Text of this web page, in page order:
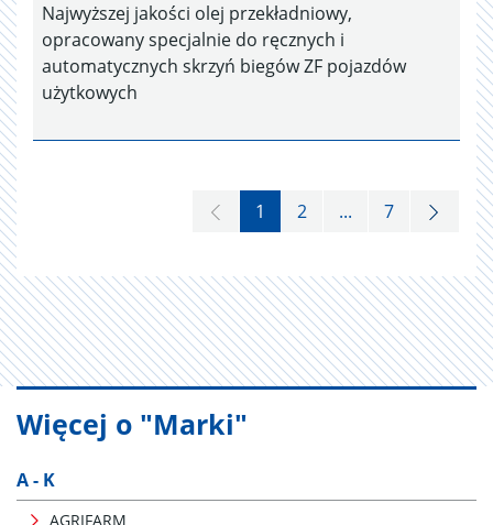
Najwyższej jakości olej przekładniowy,
opracowany specjalnie do ręcznych i
automatycznych skrzyń biegów ZF pojazdów
użytkowych
1 2 ... 7
Więcej o "Marki"
A - K
AGRIFARM